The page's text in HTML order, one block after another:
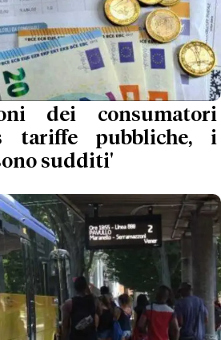
dei consumatori
tariffe pubbliche, i
sudditi'